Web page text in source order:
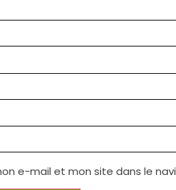
e-mail et mon site dans le